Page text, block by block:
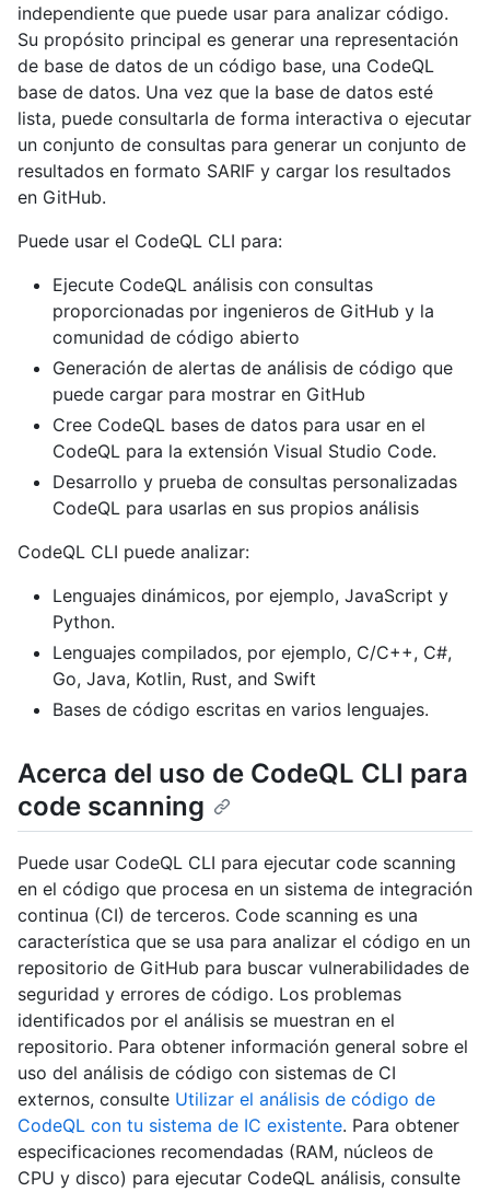
independiente que puede usar para analizar código.
Su propósito principal es generar una representación
de base de datos de un código base, una CodeQL
base de datos. Una vez que la base de datos esté
lista, puede consultarla de forma interactiva o ejecutar
un conjunto de consultas para generar un conjunto de
resultados en formato SARIF y cargar los resultados
en GitHub.
Puede usar el CodeQL CLI para:
Ejecute CodeQL análisis con consultas
proporcionadas por ingenieros de GitHub y la
comunidad de código abierto
Generación de alertas de análisis de código que
puede cargar para mostrar en GitHub
Cree CodeQL bases de datos para usar en el
CodeQL para la extensión Visual Studio Code.
Desarrollo y prueba de consultas personalizadas
CodeQL para usarlas en sus propios análisis
CodeQL CLI puede analizar:
Lenguajes dinámicos, por ejemplo, JavaScript y
Python.
Lenguajes compilados, por ejemplo, C/C++, C#,
Go, Java, Kotlin, Rust, and Swift
Bases de código escritas en varios lenguajes.
Acerca del uso de CodeQL CLI para
code scanning
Puede usar CodeQL CLI para ejecutar code scanning
en el código que procesa en un sistema de integración
continua (CI) de terceros. Code scanning es una
característica que se usa para analizar el código en un
repositorio de GitHub para buscar vulnerabilidades de
seguridad y errores de código. Los problemas
identificados por el análisis se muestran en el
repositorio. Para obtener información general sobre el
uso del análisis de código con sistemas de CI
externos, consulte Utilizar el análisis de código de
CodeQL con tu sistema de IC existente. Para obtener
especificaciones recomendadas (RAM, núcleos de
CPU y disco) para ejecutar CodeQL análisis, consulte